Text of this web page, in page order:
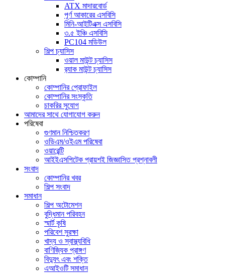
ATX মাদারবোর্ড
পূর্ণ আকারের এসবিসি
মিনি-আইটিএক্স এসবিসি
৩.৫ ইঞ্চি এসবিসি
PC104 মডিউল
শিল্প চ্যাসিস
ওয়াল মাউন্ট চ্যাসিস
র‍্যাক মাউন্ট চ্যাসিস
কোম্পানি
কোম্পানির প্রোফাইল
কোম্পানির সংস্কৃতি
চাকরির সুযোগ
আমাদের সাথে যোগাযোগ করুন
পরিষেবা
গুণমান নিশ্চিতকরণ
ওডিএম/ওইএম পরিষেবা
ওয়ারেন্টি
আইইএসপিটেক প্রায়শই জিজ্ঞাসিত প্রশ্নাবলী
সংবাদ
কোম্পানির খবর
শিল্প সংবাদ
সমাধান
শিল্প অটোমেশন
বুদ্ধিমান পরিবহন
স্মার্ট কৃষি
পরিবেশ সুরক্ষা
খাদ্য ও স্বাস্থ্যবিধি
বাণিজ্যিক প্রাঙ্গণ
বিদ্যুৎ এবং শক্তি
এআইওটি সমাধান